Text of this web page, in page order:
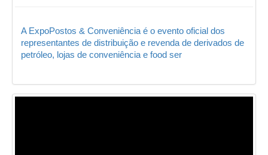
A ExpoPostos & Conveniência é o evento oficial dos
representantes de distribuição e revenda de derivados de
petróleo, lojas de conveniência e food ser